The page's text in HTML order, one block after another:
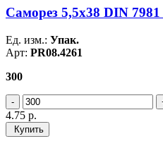
Саморез 5,5х38 DIN
Ед. изм.: Упак.
Арт: PR08.4261
300
4.75 р.
Купить